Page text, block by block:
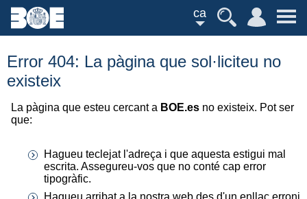
ca
Error 404: La pàgina que sol·liciteu no
existeix
La pàgina que esteu cercant a BOE.es no existeix. Pot ser
que:
Hagueu teclejat l'adreça i que aquesta estigui mal
escrita. Assegureu-vos que no conté cap error
tipogràfic.
Hagueu arribat a la nostra web des d'un enllaç erroni